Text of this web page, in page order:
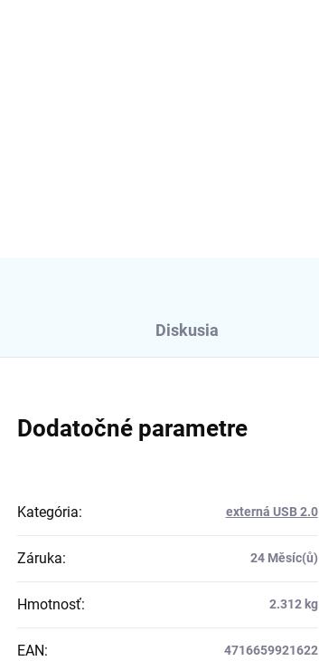
Diskusia
Dodatočné parametre
Kategória: externá USB 2.0
Záruka: 24 Měsíc(ů)
Hmotnosť: 2.312 kg
EAN: 4716659921622